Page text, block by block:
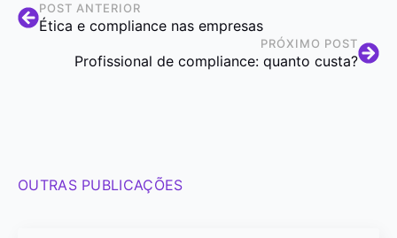
POST ANTERIOR
Ética e compliance nas empresas
PRÓXIMO POST
Profissional de compliance: quanto custa?
OUTRAS PUBLICAÇÕES